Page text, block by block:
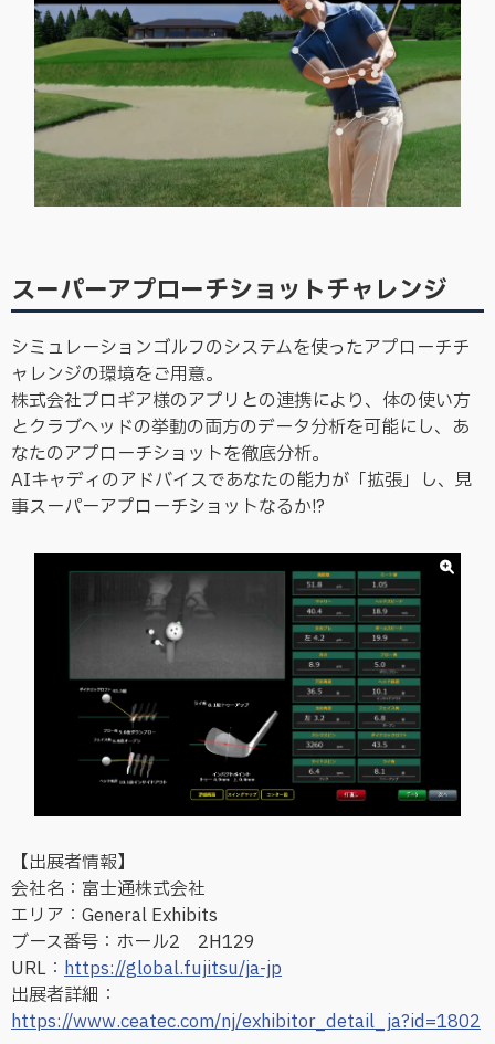
スーパーアプローチショットチャレンジ
シミュレーションゴルフのシステムを使ったアプローチチ
ャレンジの環境をご用意。
株式会社プロギア様のアプリとの連携により、体の使い方
とクラブヘッドの挙動の両方のデータ分析を可能にし、あ
なたのアプローチショットを徹底分析。
AIキャディのアドバイスであなたの能力が「拡張」し、見
事スーパーアプローチショットなるか!?
【出展者情報】
会社名：富士通株式会社
エリア：General Exhibits
ブース番号：ホール2 2H129
URL： https://global.fujitsu/ja-jp
出展者詳細：
https://www.ceatec.com/nj/exhibitor_detail_ja?id=1802